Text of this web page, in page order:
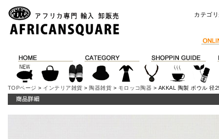
カテゴ
TOPページ > インテリア雑貨 >陶器雑貨 > モロッコ陶器 > AKKAL 陶製 ボウル 径